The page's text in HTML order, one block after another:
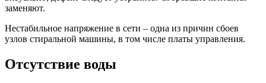
заменяют.
Нестабильное напряжение в сети – одна из причин сбоев
узлов стиральной машины, в том числе платы управления.
Отсутствие воды